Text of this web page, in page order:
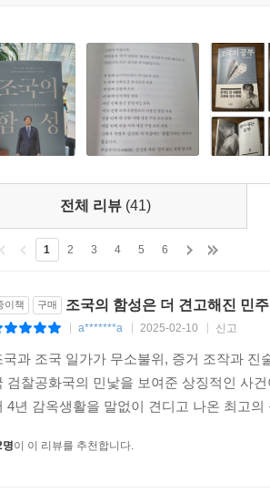
철학하기
엄을 지켜주는 공부는 쓸쓸하지 않다
는 공부
정치·사회적 DNA
명이 만드는 아름다운 기적
신에게만 충성할 때 벌어지는 일
돋는 칼로 슬픔을 자릅니다
산에 가려진 본질
인 윤석열을 파면한다
주의의 힘
트의 추태
기
리트의 해석과 국민의 선택권
전체 리뷰 (41)
1 2 3 4 5 6
이책 구매 조국의 함성은 더 견고해진 민
a*******a 2025-02-10 신고
국과 조국 일가가 무소불위, 증거 조작과
검찰공화국의 민낯을 보여준 상징적인 사
4년 감옥생활을 말없이 견디고 나온 최고
명이 이 리뷰를 추천합니다.